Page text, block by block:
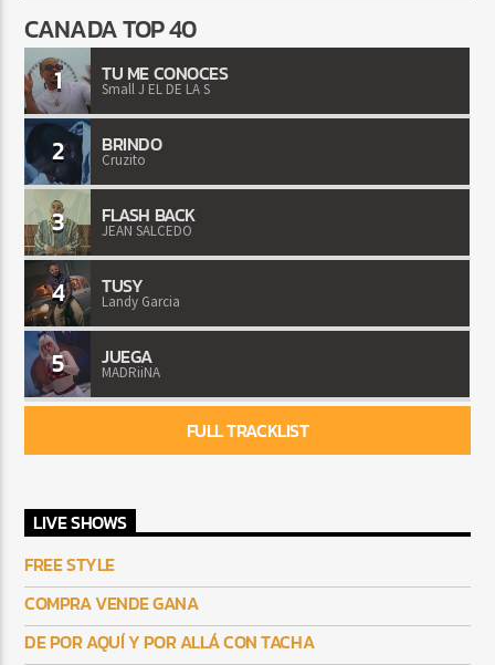
CANADA TOP 40
1 TU ME CONOCES
Small J EL DE LA S
2 BRINDO
Cruzito
3 FLASH BACK
JEAN SALCEDO
4 TUSY
Landy Garcia
5 JUEGA
MADRiiNA
FULL TRACKLIST
LIVE SHOWS
FREE STYLE
COMPRA VENDE GANA
DE POR AQUÍ Y POR ALLÁ CON TACHA